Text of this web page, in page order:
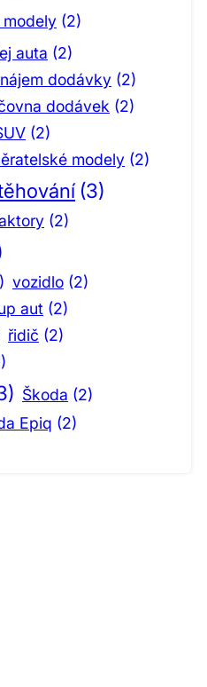
modely (2)
auta (2)
dodávky (2)
dodávek (2)
(2)
modely (2)
(3)
(2)
vozidlo (2)
aut (2)
řidič (2)
Škoda (2)
Epiq (2)